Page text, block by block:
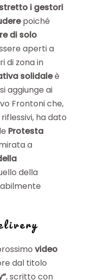
i gestori
poiché
di solo
aperti a
di zona in
solidaleè
aggiunge ai
Frontoni che,
ha dato
Protesta
a
della
video
dal titolo
, scritto con